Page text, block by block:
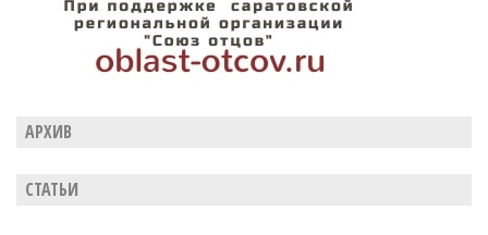
АРХИВ
СТАТЬИ